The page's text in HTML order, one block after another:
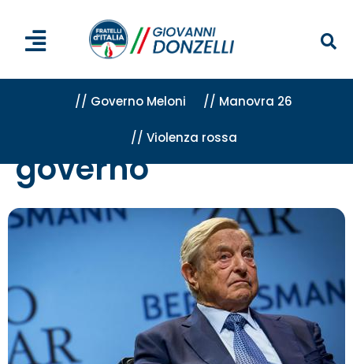
// Governo Meloni // Manovra 26
// Violenza rossa
Pagina 135
governo